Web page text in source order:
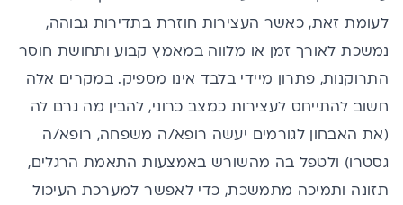
לעומת זאת, כאשר העצירות חוזרת בתדירות גבוהה,
נמשכת לאורך זמן או מלווה במאמץ קבוע ותחושת חוסר
התרוקנות, פתרון מיידי בלבד אינו מספיק. במקרים אלה
חשוב להתייחס לעצירות כמצב כרוני, להבין מה גרם לה
(את האבחון לגורמים יעשה רופא/ה משפחה, רופא/ה
גסטרו) ולטפל בה מהשורש באמצעות התאמת הרגלים,
תזונה ותמיכה מתמשכת, כדי לאפשר למערכת העיכול